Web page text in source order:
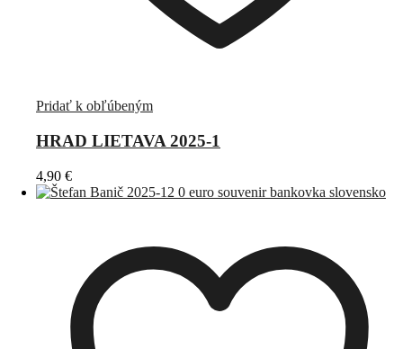
Pridať k obľúbeným
HRAD LIETAVA 2025-1
4,90 €